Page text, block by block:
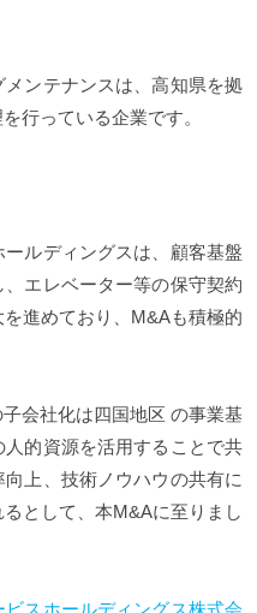
ンテナンスは、高知県を拠
行っている企業です。
ルディングスは、顧客基盤
エレベーター等の保守契約
進めており、M&Aも積極的
会社化は四国地区 の事業基
的資源を活用することで共
上、技術ノウハウの共有に
として、本M&Aに至りまし